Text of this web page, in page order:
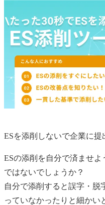
ESを添削しないで企業に
ESの添削を自分で済ませ
ではないでしょうか？
自分で添削すると誤字・脱
っていなかったりと細かい